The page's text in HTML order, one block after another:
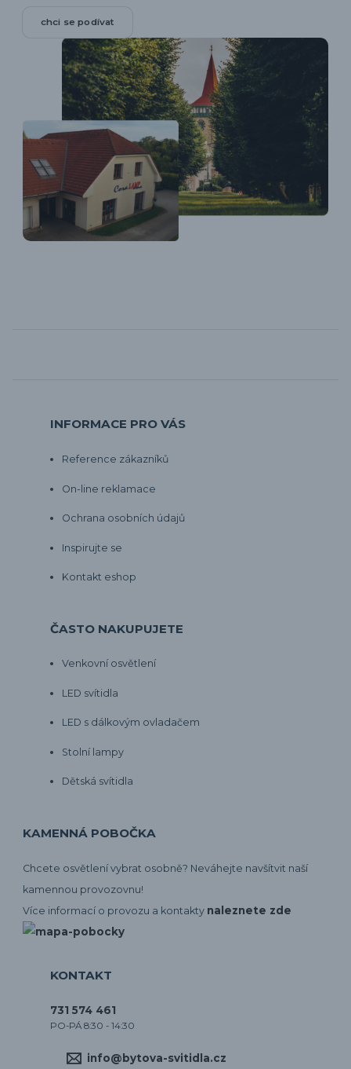
chci se podívat
INFORMACE PRO VÁS
Reference zákazníků
On-line reklamace
Ochrana osobních údajů
Inspirujte se
Kontakt eshop
ČASTO NAKUPUJETE
Venkovní osvětlení
LED svítidla
LED s dálkovým ovladačem
Stolní lampy
Dětská svítidla
KAMENNÁ POBOČKA
Chcete osvětlení vybrat osobně? Neváhejte navšítvit naší
kamennou provozovnu!
Více informací o provozu a kontakty naleznete zde
KONTAKT
731 574 461
PO-PÁ 8:30 - 14:30
info@bytova-svitidla.cz